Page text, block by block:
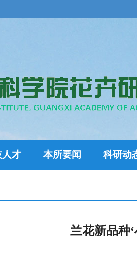
人才 本所要闻 科研动
兰花新品种‘